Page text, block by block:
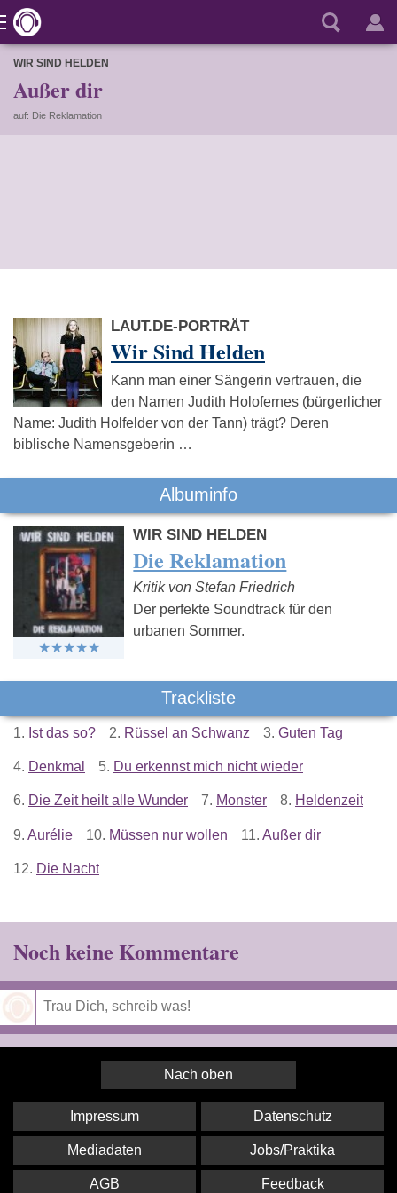
WIR SIND HELDEN
Außer dir
auf: Die Reklamation
LAUT.DE-PORTRÄT
Wir Sind Helden
Kann man einer Sängerin vertrauen, die
den Namen Judith Holofernes (bürgerlicher
Name: Judith Holfelder von der Tann) trägt? Deren
biblische Namensgeberin …
Albuminfo
WIR SIND HELDEN
Die Reklamation
Kritik von Stefan Friedrich
Der perfekte Soundtrack für den
urbanen Sommer.
Trackliste
1. Ist das so? 2. Rüssel an Schwanz 3. Guten Tag
4. Denkmal 5. Du erkennst mich nicht wieder
6. Die Zeit heilt alle Wunder 7. Monster 8. Heldenzeit
9. Aurélie 10. Müssen nur wollen 11. Außer dir
12. Die Nacht
Noch keine Kommentare
Nach oben
Impressum Datenschutz
Mediadaten Jobs/Praktika
AGB Feedback